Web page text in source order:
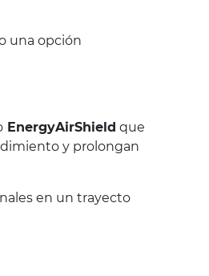
una opción
EnergyAirShield que
y prolongan
en un trayecto